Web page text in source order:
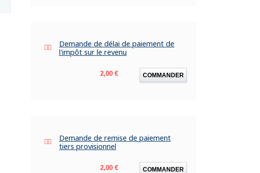
Demande de délai de paiement de
l'impôt sur le revenu
Prix
2,00 € COMMANDER
Demande de remise de paiement
tiers provisionnel
Prix
2,00 € COMMANDER